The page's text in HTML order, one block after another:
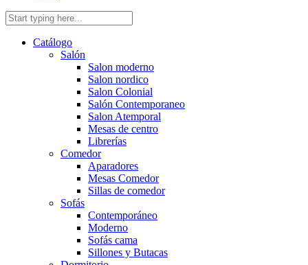
Catálogo
Salón
Salon moderno
Salon nordico
Salon Colonial
Salón Contemporaneo
Salon Atemporal
Mesas de centro
Librerías
Comedor
Aparadores
Mesas Comedor
Sillas de comedor
Sofás
Contemporáneo
Moderno
Sofás cama
Sillones y Butacas